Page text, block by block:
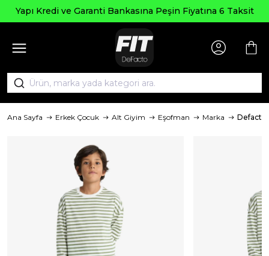
Yapı Kredi ve Garanti Bankasına Peşin Fiyatına 6 Taksit
Ana Sayfa Erkek Çocuk Alt Giyim Eşofman Marka Defacto